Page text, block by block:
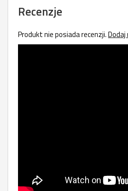
Recenzje
Produkt nie posiada recenzji.Dodaj